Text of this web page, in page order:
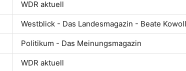
WDR aktuell
Westblick - Das Landesmagazin - Beate
Politikum - Das Meinungsmagazin
WDR aktuell